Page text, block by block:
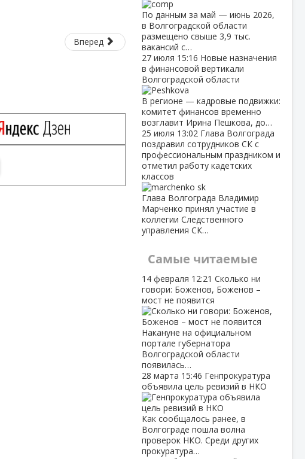
Вперед
По данным за май — июнь 2026,
в Волгоградской области
размещено свыше 3,9 тыс.
вакансий с…
27 июля 15:16 Новые назначения
в финансовой вертикали
Волгоградской области
В регионе — кадровые подвижки:
комитет финансов временно
возглавит Ирина Пешкова, до…
25 июля 13:02 Глава Волгограда
поздравил сотрудников СК с
профессиональным праздником и
отметил работу кадетских
классов
Глава Волгограда Владимир
Марченко принял участие в
коллегии Следственного
управления СК…
Самые читаемые
14 февраля 12:21 Сколько ни
говори: Боженов, Боженов –
мост не появится
Накануне на официальном
портале губернатора
Волгоградской области
появилась…
28 марта 15:46 Генпрокуратура
объявила цель ревизий в НКО
Как сообщалось ранее, в
Волгограде пошла волна
проверок НКО. Среди других
прокуратура…